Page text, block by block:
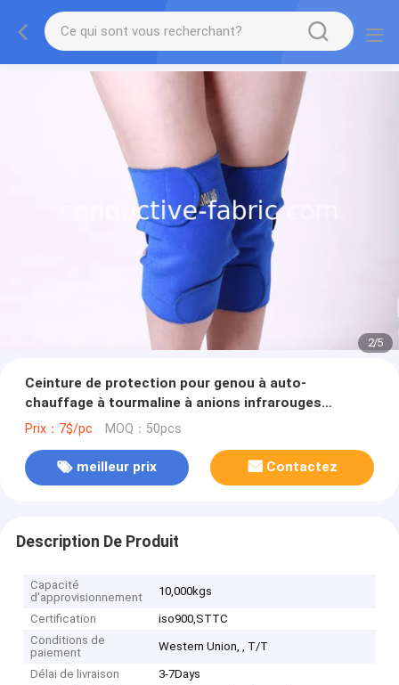
2/5
Ceinture de protection pour genou à auto-
chauffage à tourmaline à anions infrarouges
lointains
Prix：7$/pc MOQ：50pcs
meilleur prix Contactez
Description De Produit
Capacité
d'approvisionnement
10,000kgs
Certification
iso900,STTC
Conditions de
paiement
Western Union, , T/T
Délai de livraison
3-7Days